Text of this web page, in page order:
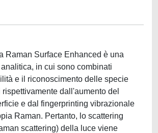
Raman Surface Enhanced è una
in cui sono combinati
e il riconoscimento delle specie
dall'aumento del
e dal fingerprinting vibrazionale
Raman. Pertanto, lo scattering
scattering) della luce viene